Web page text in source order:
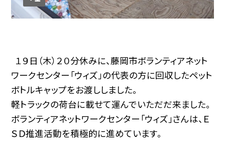
１９日（木）２０分休みに、藤岡市ボランティアネット
ワークセンター「ウィズ」の代表の方に回収したペット
ボトルキャップをお渡ししました。
軽トラックの荷台に載せて運んでいただだ来ました。
ボランティアネットワークセンター「ウィズ」さんは、Ｅ
ＳＤ推進活動を積極的に進めています。